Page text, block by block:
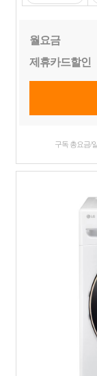
월요금
제휴카드할인
구독 총요금/